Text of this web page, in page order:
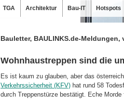
Bauletter, BAULINKS.de-Meldungen,
Wohnhaustreppen sind die
Es ist kaum zu glauben, aber das
Verkehrssicherheit (KFV) hat rund 58
durch Treppenstürze bestätigt. Eche
TGA Architektur Bau-IT Hotspots